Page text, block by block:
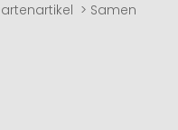
Samen